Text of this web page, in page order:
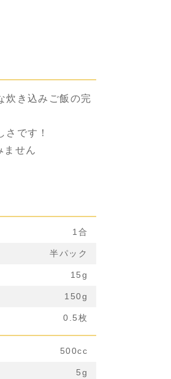
炊き込みご飯の完
です！
ません
1合
半パック
15g
150g
0.5枚
500cc
5g